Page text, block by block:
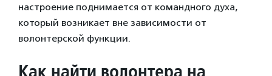
настроение поднимается от командного духа,
который возникает вне зависимости от
волонтерской функции.
Как найти волонтера на